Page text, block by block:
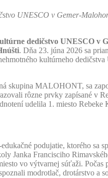
UNESCO v Gemer-
dedičstvo UNESCO v
. Dňa 23. júna 2026 sa
kultúrneho
skupina MALOHONT, sa
rôzne prvky zapísané v
udelila 1. miesto Rebeke
podujatie, ktorého sa
Janka Francisciho
vo výtvarnej súťaži.
modrotlač, drotárstvo a